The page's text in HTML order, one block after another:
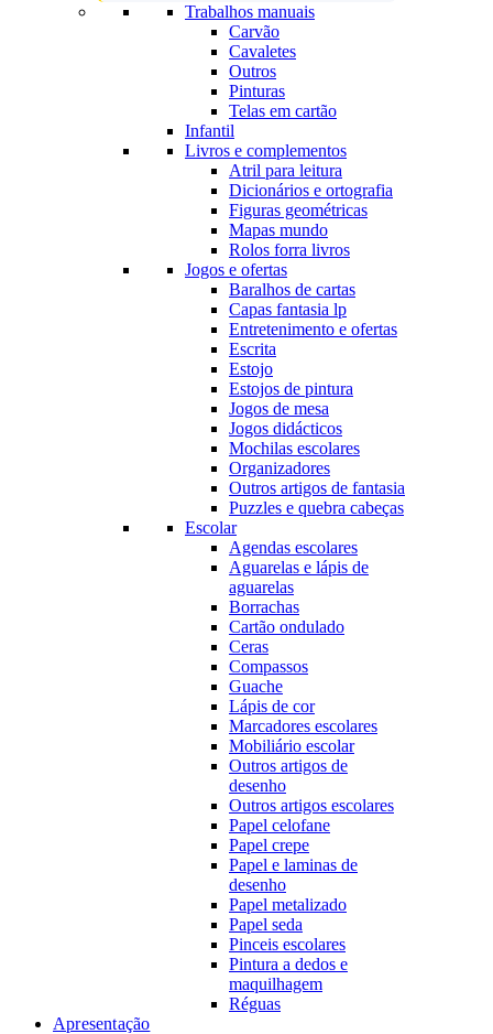
Trabalhos manuais
Carvão
Cavaletes
Outros
Pinturas
Telas em cartão
Infantil
Livros e complementos
Atril para leitura
Dicionários e ortografia
Figuras geométricas
Mapas mundo
Rolos forra livros
Jogos e ofertas
Baralhos de cartas
Capas fantasia lp
Entretenimento e ofertas
Escrita
Estojo
Estojos de pintura
Jogos de mesa
Jogos didácticos
Mochilas escolares
Organizadores
Outros artigos de fantasia
Puzzles e quebra cabeças
Escolar
Agendas escolares
Aguarelas e lápis de
aguarelas
Borrachas
Cartão ondulado
Ceras
Compassos
Guache
Lápis de cor
Marcadores escolares
Mobiliário escolar
Outros artigos de
desenho
Outros artigos escolares
Papel celofane
Papel crepe
Papel e laminas de
desenho
Papel metalizado
Papel seda
Pinceis escolares
Pintura a dedos e
maquilhagem
Réguas
Apresentação